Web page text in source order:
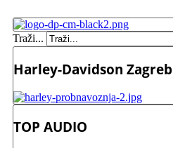
Traži...
Harley-Davidson Zagreb
TOP AUDIO